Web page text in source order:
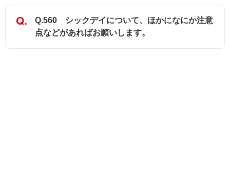
Q.560 シックデイについて、ほかになにか注意
点などがあればお願いします。